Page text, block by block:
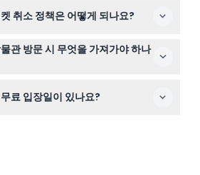
가족 및 이동성 필요가 있는 방문객
취소 정책은 어떻게 되나요?
취소할 수 없으니, 예약한 날짜와 시
하시기 바랍니다.
관 방문 시 무엇을 가져가야 하나
신발, 그리고 놀라운 유물을 촬영할
료 입장일이 있나요?